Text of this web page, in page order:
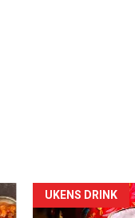
Forsiden
UKENS DRINK